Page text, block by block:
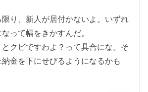
り、新人が居付かないよ。いずれ
って幅をきかすんだ。
クビですわよ？って具合にな。そ
金を下にせびるようになるかも